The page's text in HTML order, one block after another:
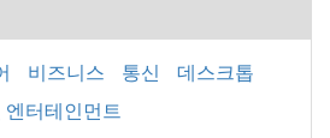
비즈니스 통신
데스크톱
엔터테인먼트